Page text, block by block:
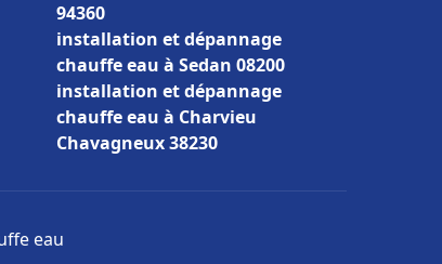
94360
installation et dépannage
chauffe eau à Sedan 08200
installation et dépannage
chauffe eau à Charvieu
Chavagneux 38230
eau